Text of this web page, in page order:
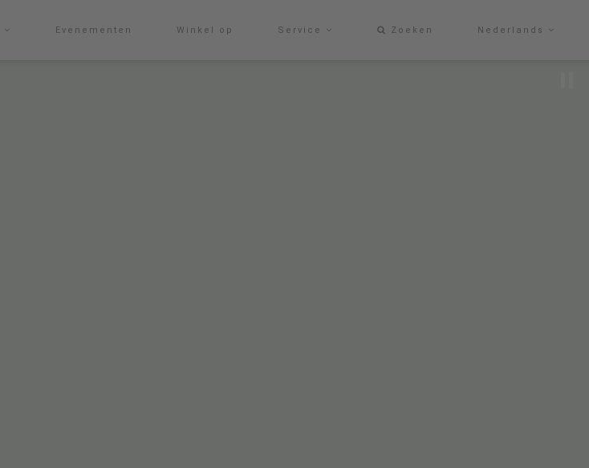
Evenementen Winkel op Service Zoeken Nederlands